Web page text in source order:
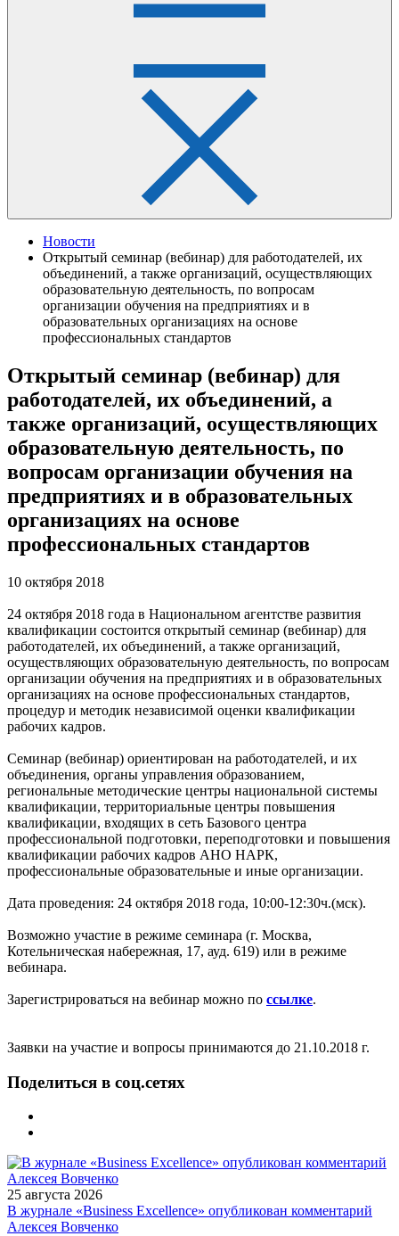
Новости
Открытый семинар (вебинар) для работодателей, их
объединений, а также организаций, осуществляющих
образовательную деятельность, по вопросам
организации обучения на предприятиях и в
образовательных организациях на основе
профессиональных стандартов
Открытый семинар (вебинар) для
работодателей, их объединений, а
также организаций, осуществляющих
образовательную деятельность, по
вопросам организации обучения на
предприятиях и в образовательных
организациях на основе
профессиональных стандартов
10 октября 2018
24 октября 2018 года в Национальном агентстве развития
квалификации состоится открытый семинар (вебинар) для
работодателей, их объединений, а также организаций,
осуществляющих образовательную деятельность, по вопросам
организации обучения на предприятиях и в образовательных
организациях на основе профессиональных стандартов,
процедур и методик независимой оценки квалификации
рабочих кадров.
Семинар (вебинар) ориентирован на работодателей, и их
объединения, органы управления образованием,
региональные методические центры национальной системы
квалификации, территориальные центры повышения
квалификации, входящих в сеть Базового центра
профессиональной подготовки, переподготовки и повышения
квалификации рабочих кадров АНО НАРК,
профессиональные образовательные и иные организации.
Дата проведения: 24 октября 2018 года, 10:00-12:30ч.(мск).
Возможно участие в режиме семинара (г. Москва,
Котельническая набережная, 17, ауд. 619) или в режиме
вебинара.
Зарегистрироваться на вебинар можно по ссылке.
Заявки на участие и вопросы принимаются до 21.10.2018 г.
Поделиться в соц.сетях
25 августа 2026
В журнале «Business Excellence» опубликован комментарий
Алексея Вовченко